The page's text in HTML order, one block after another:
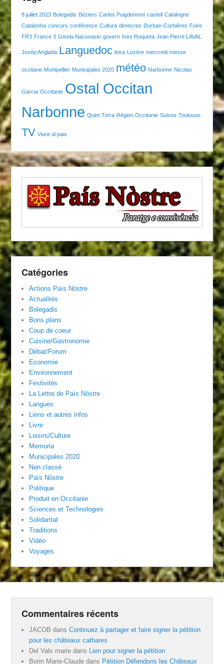
8 juillet 2023 Bolegadis Béziers Carles Puigdemont castell Catalogne
Catalonha concurs conférence Cultura dimecres Durban-Corbières Foire
FR3 France 3 Gisela Naconaski govern Ives Roqueta Jean Pierre LAVAL
Josèp Anglada Languedoc letra Lozère mercredi messe
occitane Montpellier Municipales 2020 météo Narbonne Nicolas
Garcia Occitanie Ostal Occitan
Narbonne Quim Torra Région Occitanie Suisse Toulouse
TV Viure al pais
Catégories
Actions País Nòstre
Actualités
Bolegadis
Bons plans
Coup de coeur
Cuisine/Gastronomie
Débat/Forum
Economie
Environnement
Festivités
La Lettre de País Nòstre
Langues
Liens et autres infos
Livre
Loisirs/Culture
Memoria
Municipales 2020
Non classé
País Nòstre
Politique
Produit en Occitanie
Sciences et Technologies
Solidaritat
Traditions
Vidéo
Voyages
Commentaires récents
JACOB dansContinuez à partager et faire signer la pétition
pour les châteaux cathares
Del Vals marie dans Lien pour signer la pétition
Borin Marie-Claude dans Pétition Défendons les Châteaux